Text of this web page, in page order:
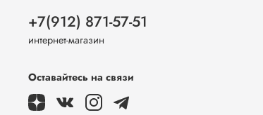
+7(912) 871-57-51
интернет-магазин
Оставайтесь на связи